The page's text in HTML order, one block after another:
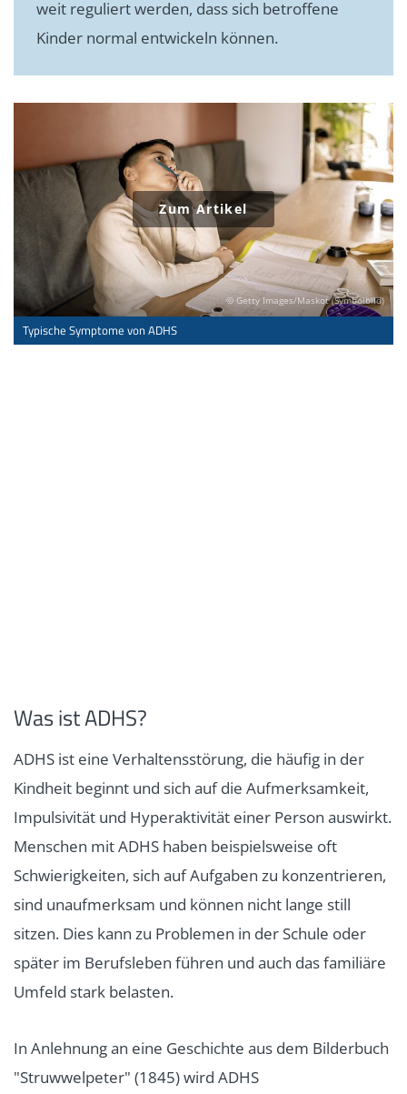
weit reguliert werden, dass sich betroffene
Kinder normal entwickeln können.
© Getty Images/Maskot (Symbolbild)
Typische Symptome von ADHS
Was ist ADHS?
ADHS ist eine Verhaltensstörung, die häufig in der
Kindheit beginnt und sich auf die Aufmerksamkeit,
Impulsivität und Hyperaktivität einer Person auswirkt.
Menschen mit ADHS haben beispielsweise oft
Schwierigkeiten, sich auf Aufgaben zu konzentrieren,
sind unaufmerksam und können nicht lange still
sitzen. Dies kann zu Problemen in der Schule oder
später im Berufsleben führen und auch das familiäre
Umfeld stark belasten.
In Anlehnung an eine Geschichte aus dem Bilderbuch
"Struwwelpeter" (1845) wird ADHS